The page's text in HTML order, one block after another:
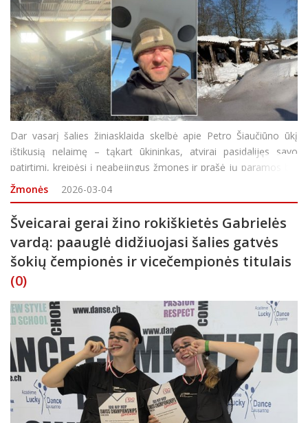
Dar vasarį šalies žiniasklaida skelbė apie Petro Šiaučiūno ūkį
ištikusią nelaimę – tąkart ūkininkas, atvirai pasidalijęs savo
patirtimi, kreipėsi į neabejingus žmones ir prašė jų paramos bei
pagalbos. Visgi, neseniai savo YouTube kanalo laidoje vyras
pranešė
Žmonės 2026-03-04
Šveicarai gerai žino rokiškietės Gabrielės
vardą: paauglė didžiuojasi šalies gatvės
šokių čempionės ir vicečempionės titulais
(0)